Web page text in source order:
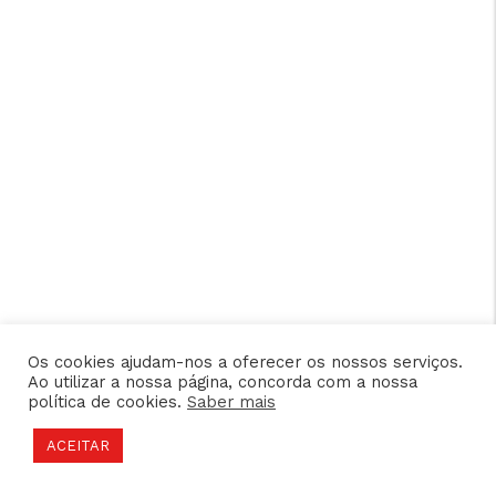
Os cookies ajudam-nos a oferecer os nossos serviços.
Ao utilizar a nossa página, concorda com a nossa
política de cookies. Saber mais
ACEITAR